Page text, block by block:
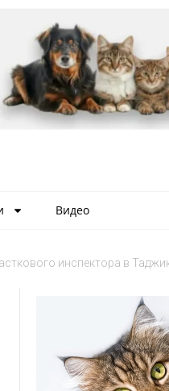
Видео
инспектора в